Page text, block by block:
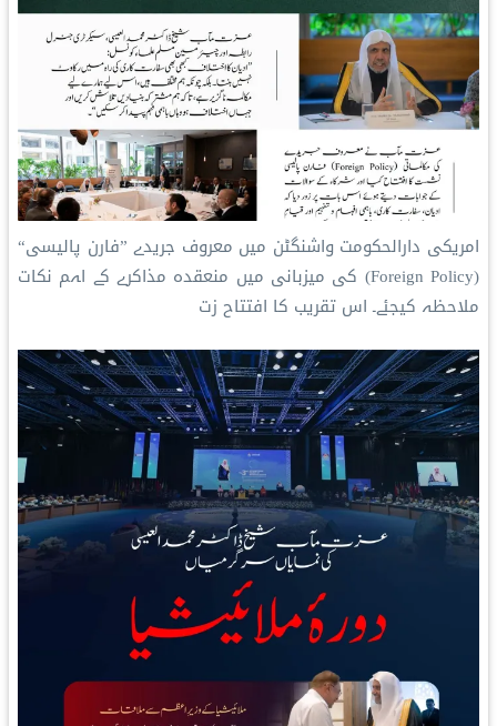
امریکی دارالحکومت واشنگٹن میں معروف جریدے ”فارن پالیسی“
(Foreign Policy) کی میزبانی میں منعقدہ مذاکرے کے اہم نکات
ملاحظہ کیجئے۔ اس تقریب کا افتتاح زت